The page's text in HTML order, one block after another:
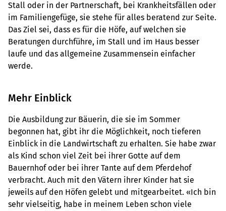
Stall oder in der Partnerschaft, bei Krankheitsfällen oder
im Familiengefüge, sie stehe für alles beratend zur Seite.
Das Ziel sei, dass es für die Höfe, auf welchen sie
Beratungen durchführe, im Stall und im Haus besser
laufe und das allgemeine Zusammensein einfacher
werde.
Mehr Einblick
Die Ausbildung zur Bäuerin, die sie im Sommer
begonnen hat, gibt ihr die Möglichkeit, noch tieferen
Einblick in die Landwirtschaft zu erhalten. Sie habe zwar
als Kind schon viel Zeit bei ihrer Gotte auf dem
Bauernhof oder bei ihrer Tante auf dem Pferdehof
verbracht. Auch mit den Vätern ihrer Kinder hat sie
jeweils auf den Höfen gelebt und mitgearbeitet. «Ich bin
sehr vielseitig, habe in meinem Leben schon viele